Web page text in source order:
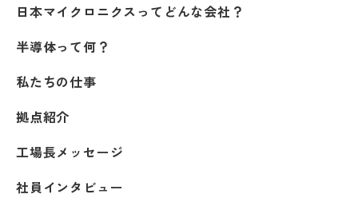
日本マイクロニクスってどんな会社？
半導体って何？
私たちの仕事
拠点紹介
工場長メッセージ
社員インタビュー